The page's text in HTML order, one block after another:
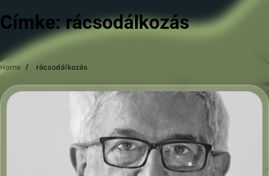
Címke:rácsodálkozás
Home rácsodálkozás